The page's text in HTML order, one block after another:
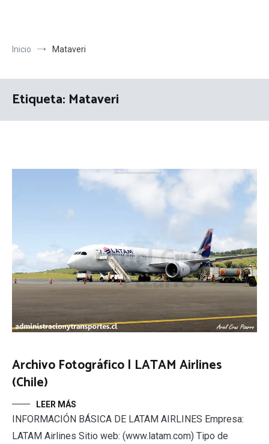
Inicio Mataveri
Etiqueta: Mataveri
Archivo Fotográfico | LATAM Airlines
(Chile)
LEER MÁS
INFORMACIÓN BÁSICA DE LATAM AIRLINES Empresa:
LATAM Airlines Sitio web: (www.latam.com) Tipo de